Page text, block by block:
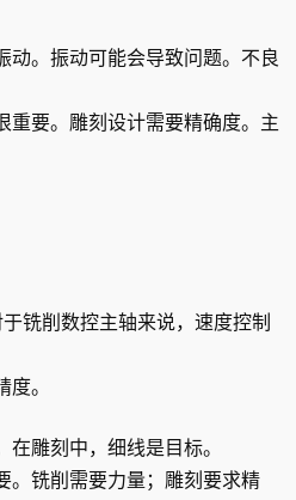
动。振动可能会导致问题。不良
重要。雕刻设计需要精确度。主
铣削数控主轴来说，速度控制
。
雕刻中，细线是目标。
。铣削需要力量；雕刻要求精